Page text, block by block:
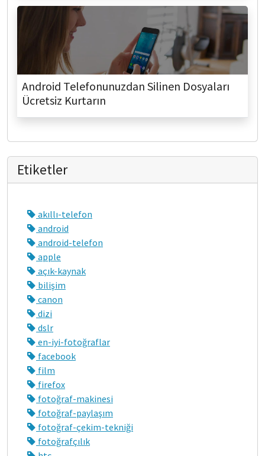
Android Telefonunuzdan Silinen Dosyaları
Ücretsiz Kurtarın
Etiketler
akıllı-telefon
android
android-telefon
apple
açık-kaynak
bilişim
canon
dizi
dslr
en-iyi-fotoğraflar
facebook
film
firefox
fotoğraf-makinesi
fotoğraf-paylaşım
fotoğraf-çekim-tekniği
fotoğrafçılık